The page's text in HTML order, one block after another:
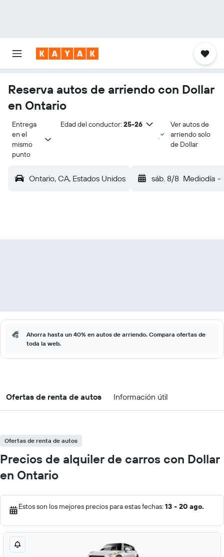
Reserva autos de arriendo con Dollar
en Ontario
Entrega
en el
mismo
punto
Edad del conductor: 25-26
Ver autos de
arriendo solo
de Dollar
Ontario, CA, Estados Unidos sáb. 8/8 Mediodía -
Ahorra hasta un 40% en autos de arriendo. Compara ofertas de
toda la web.
Ofertas de renta de autos Información útil
Ofertas de renta de autos
Precios de alquiler de carros con Dollar
en Ontario
Estos son los mejores precios para estas fechas: 13 - 20 ago.